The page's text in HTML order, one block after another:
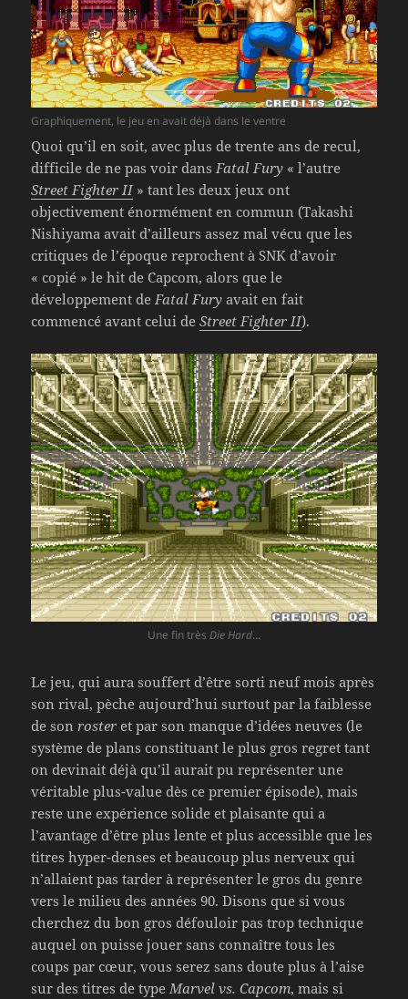
Graphiquement, le jeu en avait déjà dans le ventre
Quoi qu’il en soit, avec plus de trente ans de recul,
difficile de ne pas voir dans Fatal Fury « l’autre
Street Fighter II» tant les deux jeux ont
objectivement énormément en commun (Takashi
Nishiyama avait d’ailleurs assez mal vécu que les
critiques de l’époque reprochent à SNK d’avoir
« copié » le hit de Capcom, alors que le
développement de Fatal Fury avait en fait
commencé avant celui deStreet Fighter II).
Une fin très Die Hard…
Le jeu, qui aura souffert d’être sorti neuf mois après
son rival, pèche aujourd’hui surtout par la faiblesse
de sonroster et par son manque d’idées neuves (le
système de plans constituant le plus gros regret tant
on devinait déjà qu’il aurait pu représenter une
véritable plus-value dès ce premier épisode), mais
reste une expérience solide et plaisante qui a
l’avantage d’être plus lente et plus accessible que les
titres hyper-denses et beaucoup plus nerveux qui
n’allaient pas tarder à représenter le gros du genre
vers le milieu des années 90. Disons que si vous
cherchez du bon gros défouloir pas trop technique
auquel on puisse jouer sans connaître tous les
coups par cœur, vous serez sans doute plus à l’aise
sur des titres de typeMarvel vs. Capcom, mais si